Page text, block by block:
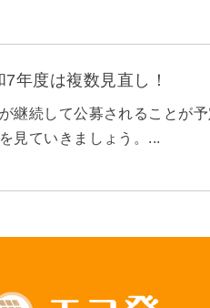
年度は複数見直し！
継続して公募されることが
見ていきましょう。...